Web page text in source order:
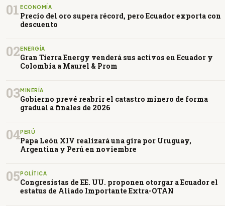
01 ECONOMÍA
Precio del oro supera récord, pero Ecuador exporta con
descuento
02ENERGÍA
Gran Tierra Energy venderá sus activos en Ecuador y
Colombia a Maurel & Prom
03MINERÍA
Gobierno prevé reabrir el catastro minero de forma
gradual a finales de 2026
04PERÚ
Papa León XIV realizará una gira por Uruguay,
Argentina y Perú en noviembre
05POLÍTICA
Congresistas de EE. UU. proponen otorgar a Ecuador el
estatus de Aliado Importante Extra-OTAN